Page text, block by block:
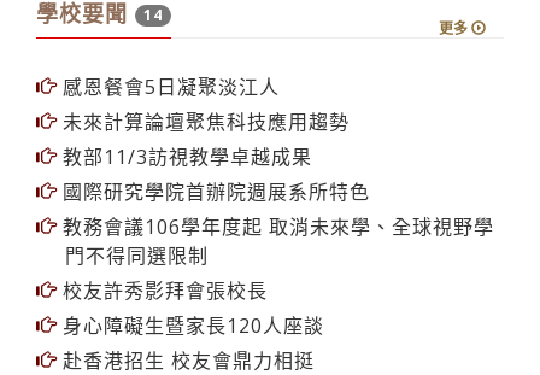
學校要聞
感恩餐會5日凝聚淡江人
未來計算論壇聚焦科技應用趨勢
教部11/3訪視教學卓越成果
國際研究學院首辦院週展系所特色
教務會議106學年度起 取消未來學、全球視野學
門不得同選限制
校友許秀影拜會張校長
身心障礙生暨家長120人座談